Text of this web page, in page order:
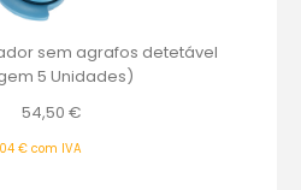
5
Unidades)
sem agrafos detetável
5 Unidades)
54,50 €
€com IVA